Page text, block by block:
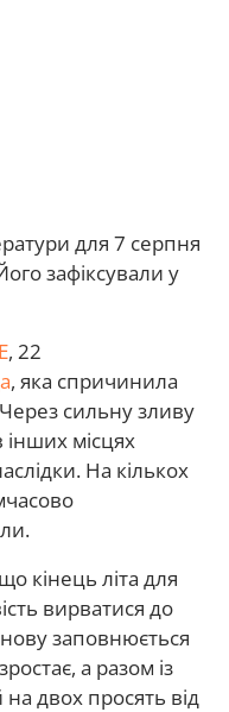
для 7 серпня
зафіксували у
, 22
, яка спричинила
сильну зливу
інших місцях
На кількох
кінець літа для
вирватися до
заповнюється
зростає, а разом із
двох просять від